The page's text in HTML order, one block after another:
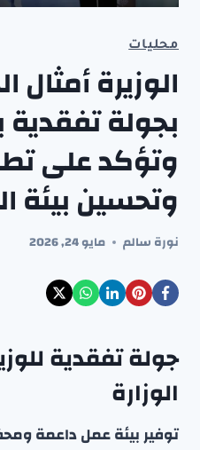
محليات
الوزيرة أمثال
بجولة
وتؤكد على
وتحسين بيئة
نورة سالم مايو 24, 2026
جولة تفقدية
الوزارة
توفير بيئة عمل داعمة